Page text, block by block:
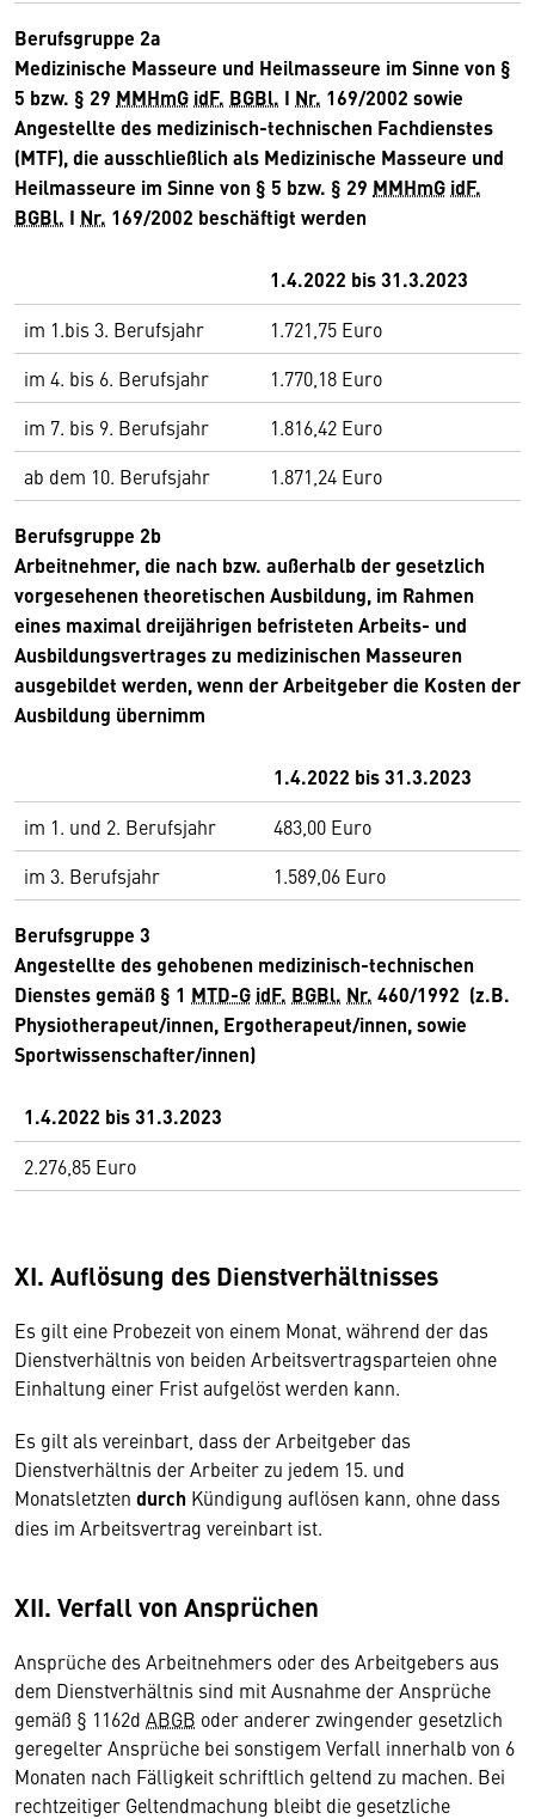
Berufsgruppe 2a
Medizinische Masseure und Heilmasseure im Sinne von §
5 bzw. § 29 MMHmG idF. BGBl. I Nr. 169/2002 sowie
Angestellte des medizinisch-technischen Fachdienstes
(MTF), die ausschließlich als Medizinische Masseure und
Heilmasseure im Sinne von § 5 bzw. § 29 MMHmG idF.
BGBl. I Nr. 169/2002 beschäftigt werden
1.4.2022 bis 31.3.2023
im 1.bis 3. Berufsjahr
1.721,75 Euro
im 4. bis 6. Berufsjahr
1.770,18 Euro
im 7. bis 9. Berufsjahr
1.816,42 Euro
ab dem 10. Berufsjahr
1.871,24 Euro
Berufsgruppe 2b
Arbeitnehmer, die nach bzw. außerhalb der gesetzlich
vorgesehenen theoretischen Ausbildung, im Rahmen
eines maximal dreijährigen befristeten Arbeits- und
Ausbildungsvertrages zu medizinischen Masseuren
ausgebildet werden, wenn der Arbeitgeber die Kosten der
Ausbildung übernimm
1.4.2022 bis 31.3.2023
im 1. und 2. Berufsjahr
483,00 Euro
im 3. Berufsjahr
1.589,06 Euro
Berufsgruppe 3
Angestellte des gehobenen medizinisch-technischen
Dienstes gemäß § 1 MTD-G idF. BGBl. Nr. 460/1992 (z.B.
Physiotherapeut/innen, Ergotherapeut/innen, sowie
Sportwissenschafter/innen)
1.4.2022 bis 31.3.2023
2.276,85 Euro
XI. Auflösung des Dienstverhältnisses
Es gilt eine Probezeit von einem Monat, während der das
Dienstverhältnis von beiden Arbeitsvertragsparteien ohne
Einhaltung einer Frist aufgelöst werden kann.
Es gilt als vereinbart, dass der Arbeitgeber das
Dienstverhältnis der Arbeiter zu jedem 15. und
Monatsletzten durch Kündigung auflösen kann, ohne dass
dies im Arbeitsvertrag vereinbart ist.
XII. Verfall von Ansprüchen
Ansprüche des Arbeitnehmers oder des Arbeitgebers aus
dem Dienstverhältnis sind mit Ausnahme der Ansprüche
gemäß § 1162d ABGB oder anderer zwingender gesetzlich
geregelter Ansprüche bei sonstigem Verfall innerhalb von 6
Monaten nach Fälligkeit schriftlich geltend zu machen. Bei
rechtzeitiger Geltendmachung bleibt die gesetzliche